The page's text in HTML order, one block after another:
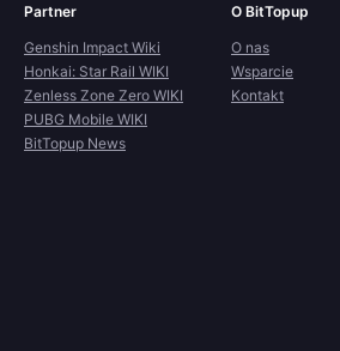
Partner
Genshin Impact Wiki
Honkai: Star Rail WIKI
Zenless Zone Zero WIKI
PUBG Mobile WIKI
BitTopup News
O BitTopup
O nas
Wsparcie
Kontakt